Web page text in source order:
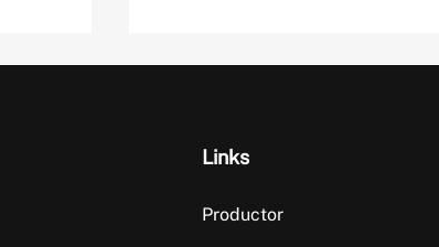
Links
Productor